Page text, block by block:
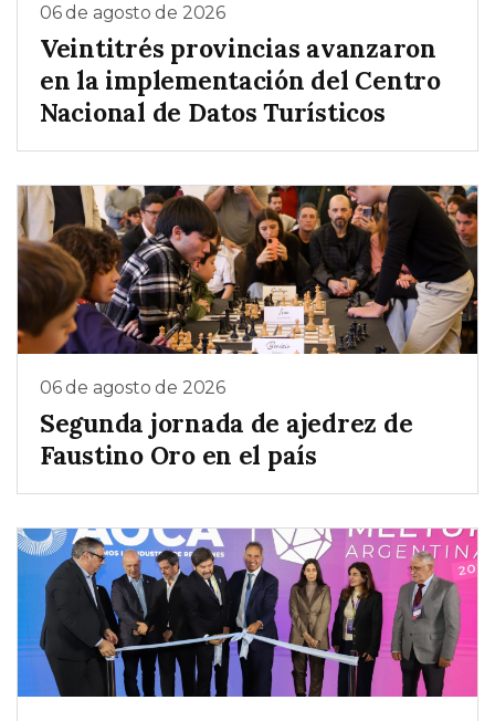
06 de agosto de 2026
Veintitrés provincias avanzaron
en la implementación del Centro
Nacional de Datos Turísticos
06 de agosto de 2026
Segunda jornada de ajedrez de
Faustino Oro en el país